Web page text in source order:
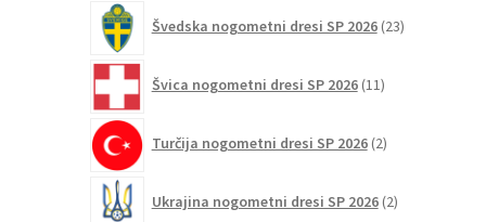
Švedska nogometni dresi SP 2026 23izdelkov
Švica nogometni dresi SP 2026 11izdelkov
Turčija nogometni dresi SP 2026 2izdelka
Ukrajina nogometni dresi SP 2026 2izdelka